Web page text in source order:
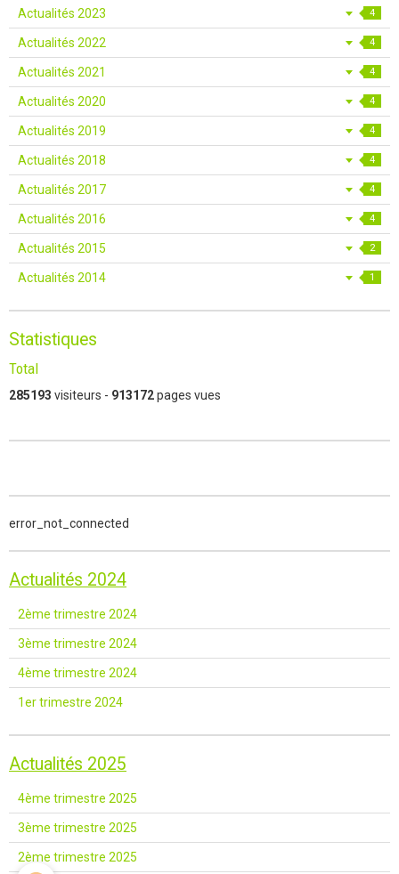
Actualités 2023 4
Actualités 2022 4
Actualités 2021 4
Actualités 2020 4
Actualités 2019 4
Actualités 2018 4
Actualités 2017 4
Actualités 2016 4
Actualités 2015 2
Actualités 2014 1
Statistiques
Total
285193 visiteurs - 913172pages vues
error_not_connected
Actualités 2024
2ème trimestre 2024
3ème trimestre 2024
4ème trimestre 2024
1er trimestre 2024
Actualités 2025
4ème trimestre 2025
3ème trimestre 2025
2ème trimestre 2025